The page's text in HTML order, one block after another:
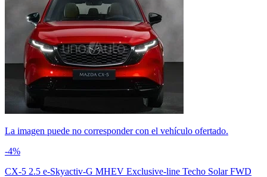
La imagen puede no corresponder con el vehículo ofertado.
-4%
CX-5 2.5 e-Skyactiv-G MHEV Exclusive-line Techo Solar FWD